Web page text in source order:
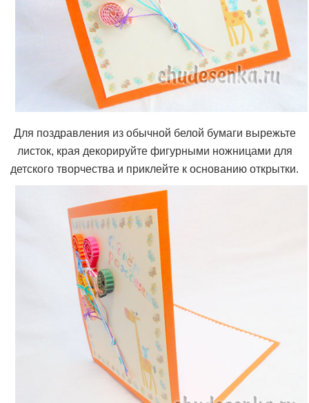
Для поздравления из обычной белой бумаги вырежьте
листок, края декорируйте фигурными ножницами для
детского творчества и приклейте к основанию открытки.